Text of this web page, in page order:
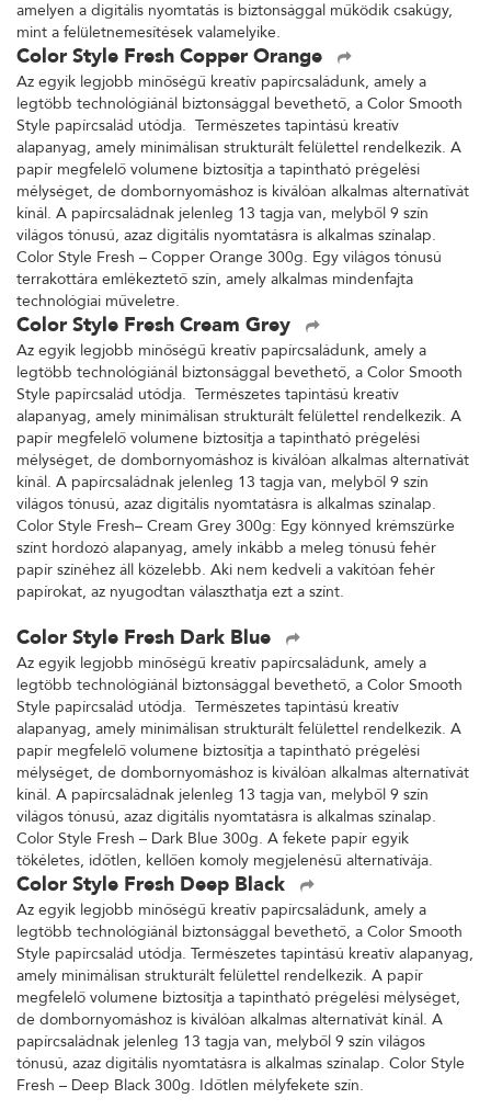
amelyen a digitális nyomtatás is biztonsággal működik csakúgy,
mint a felületnemesítések valamelyike.
Color Style Fresh Copper Orange
Az egyik legjobb minőségű kreatív papírcsaládunk, amely a
legtöbb technológiánál biztonsággal bevethető, a Color Smooth
Style papírcsalád utódja. Természetes tapintású kreatív
alapanyag, amely minimálisan strukturált felülettel rendelkezik. A
papír megfelelő volumene biztosítja a tapintható prégelési
mélységet, de dombornyomáshoz is kiválóan alkalmas alternatívát
kínál. A papírcsaládnak jelenleg 13 tagja van, melyből 9 szín
világos tónusú, azaz digitális nyomtatásra is alkalmas színalap.
Color Style Fresh – Copper Orange 300g. Egy világos tónusú
terrakottára emlékeztető szín, amely alkalmas mindenfajta
technológiai műveletre.
Color Style Fresh Cream Grey
Az egyik legjobb minőségű kreatív papírcsaládunk, amely a
legtöbb technológiánál biztonsággal bevethető, a Color Smooth
Style papírcsalád utódja. Természetes tapintású kreatív
alapanyag, amely minimálisan strukturált felülettel rendelkezik. A
papír megfelelő volumene biztosítja a tapintható prégelési
mélységet, de dombornyomáshoz is kiválóan alkalmas alternatívát
kínál. A papírcsaládnak jelenleg 13 tagja van, melyből 9 szín
világos tónusú, azaz digitális nyomtatásra is alkalmas színalap.
Color Style Fresh– Cream Grey 300g: Egy könnyed krémszürke
színt hordozó alapanyag, amely inkább a meleg tónusú fehér
papír színéhez áll közelebb. Aki nem kedveli a vakítóan fehér
papírokat, az nyugodtan választhatja ezt a színt.
Color Style Fresh Dark Blue
Az egyik legjobb minőségű kreatív papírcsaládunk, amely a
legtöbb technológiánál biztonsággal bevethető, a Color Smooth
Style papírcsalád utódja. Természetes tapintású kreatív
alapanyag, amely minimálisan strukturált felülettel rendelkezik. A
papír megfelelő volumene biztosítja a tapintható prégelési
mélységet, de dombornyomáshoz is kiválóan alkalmas alternatívát
kínál. A papírcsaládnak jelenleg 13 tagja van, melyből 9 szín
világos tónusú, azaz digitális nyomtatásra is alkalmas színalap.
Color Style Fresh – Dark Blue 300g. A fekete papír egyik
tökéletes, időtlen, kellően komoly megjelenésű alternatívája.
Color Style Fresh Deep Black
Az egyik legjobb minőségű kreatív papírcsaládunk, amely a
legtöbb technológiánál biztonsággal bevethető, a Color Smooth
Style papírcsalád utódja. Természetes tapintású kreatív alapanyag,
amely minimálisan strukturált felülettel rendelkezik. A papír
megfelelő volumene biztosítja a tapintható prégelési mélységet,
de dombornyomáshoz is kiválóan alkalmas alternatívát kínál. A
papírcsaládnak jelenleg 13 tagja van, melyből 9 szín világos
tónusú, azaz digitális nyomtatásra is alkalmas színalap. Color Style
Fresh – Deep Black 300g. Időtlen mélyfekete szín.